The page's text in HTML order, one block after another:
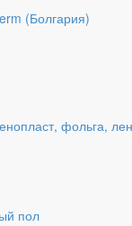
(Болгария)
фольга,
пол